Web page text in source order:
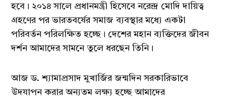
হবে। ২০১৪ সালে প্রধানমন্ত্রী হিসেবে নরেন্দ্র মোদি দায়িত্ব
গ্রহণের পর ভারতবর্ষের সমাজ ব্যবস্থার মধ্যে একটা
পরিবর্তন পরিলক্ষিত হচ্ছে। দেশের মহান ব্যক্তিদের জীবন
দর্শন আমাদের সামনে তুলে ধরছেন তিনি।
আজ ড. শ্যামাপ্রসাদ মুখার্জির জন্মদিন সরকারিভাবে
উদযাপন করার অন্যতম লক্ষ্য হচ্ছে আমাদের